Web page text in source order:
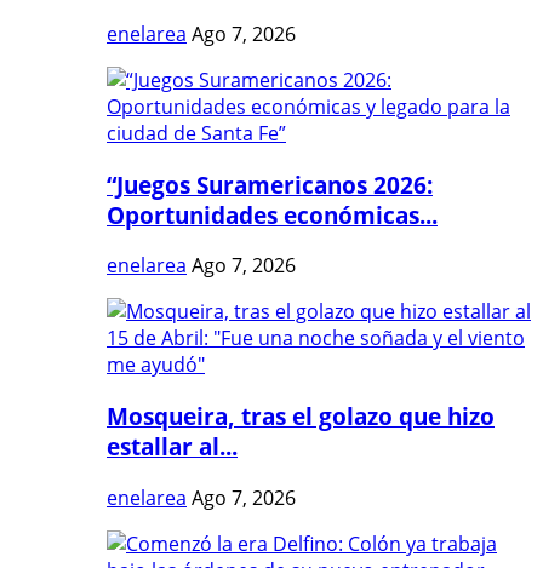
enelarea Ago 7, 2026
“Juegos Suramericanos 2026:
Oportunidades económicas...
enelarea Ago 7, 2026
Mosqueira, tras el golazo que hizo
estallar al...
enelarea Ago 7, 2026